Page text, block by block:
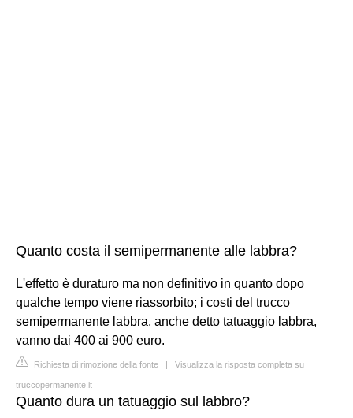
Quanto costa il semipermanente alle labbra?
L'effetto è duraturo ma non definitivo in quanto dopo
qualche tempo viene riassorbito; i costi del trucco
semipermanente labbra, anche detto tatuaggio labbra,
vanno dai 400 ai 900 euro.
Richiesta di rimozione della fonte | Visualizza la risposta completa su
truccopermanente.it
Quanto dura un tatuaggio sul labbro?